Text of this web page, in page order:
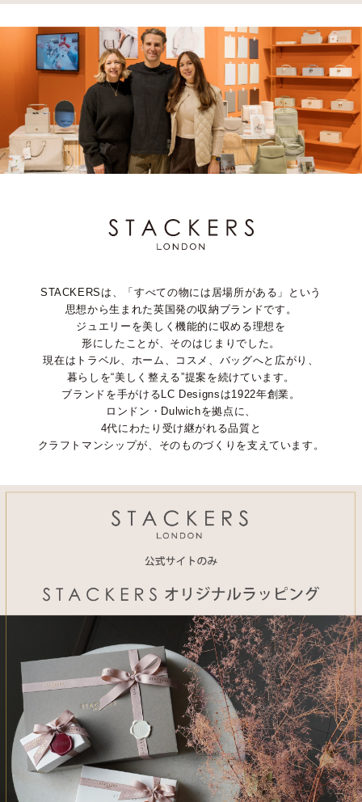
STACKERSは、「すべての物には居場所がある」という
思想から生まれた英国発の収納ブランドです。
ジュエリーを美しく機能的に収める理想を
形にしたことが、そのはじまりでした。
現在はトラベル、ホーム、コスメ、バッグへと広がり、
暮らしを“美しく整える”提案を続けています。
ブランドを手がけるLC Designsは1922年創業。
ロンドン・Dulwichを拠点に、
4代にわたり受け継がれる品質と
クラフトマンシップが、そのものづくりを支えています。